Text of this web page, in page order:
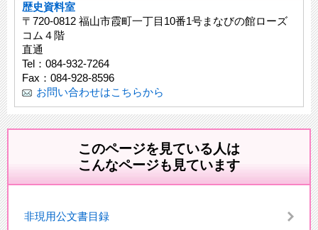
歴史資料室
〒720-0812 福山市霞町一丁目10番1号まなびの館ローズ
コム４階
直通
Tel：084-932-7264
Fax：084-928-8596
お問い合わせはこちらから
このページを見ている人は
こんなページも見ています
非現用公文書目録